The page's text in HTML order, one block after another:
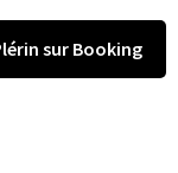
sur Booking